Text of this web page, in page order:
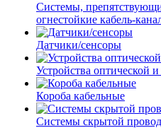
Системы,
огнестойкие кабель-
Датчики/сенсоры
Устройства оптической
Короба кабельные
Системы скрытой